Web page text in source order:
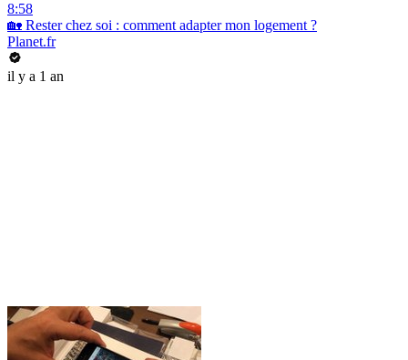
8:58
🏡 Rester chez soi : comment adapter mon logement ?
Planet.fr
il y a 1 an